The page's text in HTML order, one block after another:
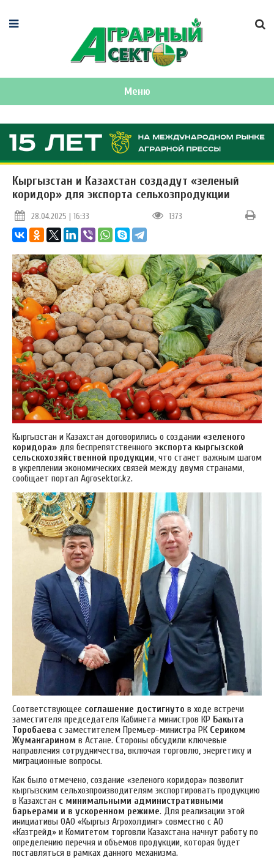
Меню
Кыргызстан и Казахстан создадут «‎зеленый
коридор» для экспорта сельхозпродукции
28.04.2025 | 16:33 1373
Кыргызстан и Казахстан договорились о создании «‎зеленого
коридора» для беспрепятственного экспорта кыргызской
сельскохозяйственной продукции, что станет важным шагом
в укреплении экономических связей между двумя странами,
сообщает портал Аgrosektor.kz.
Соответствующее соглашение достигнуто в ходе встречи
заместителя председателя Кабинета министров КР Бакыта
Торобаева с заместителем Премьер-министра РК Сериком
Жумангарином в Астане. Стороны обсудили ключевые
направления сотрудничества, включая торговлю, энергетику и
миграционные вопросы.
Как было отмечено, создание «‎зеленого коридора» позволит
кыргызским сельхозпроизводителям экспортировать продукцию
в Казахстан с минимальными административными
барьерами и в ускоренном режиме. Для реализации этой
инициативы ОАО «‎Кыргыз Агрохолдинг» совместно с АО
«‎Казтрейд» и Комитетом торговли Казахстана начнут работу по
определению перечня и объемов продукции, которая будет
поставляться в рамках данного механизма.